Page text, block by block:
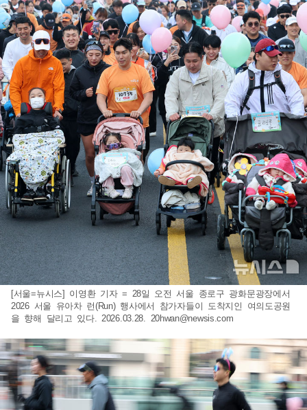
[서울=뉴시스] 이영환 기자 = 28일 오전 서울 종로구 광화문광장에서
2026 서울 유아차 런(Run) 행사에서 참가자들이 도착지인 여의도공원
을 향해 달리고 있다. 2026.03.28. 20hwan@newsis.com